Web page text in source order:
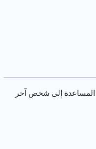
المساعدة إلى شخص آخر